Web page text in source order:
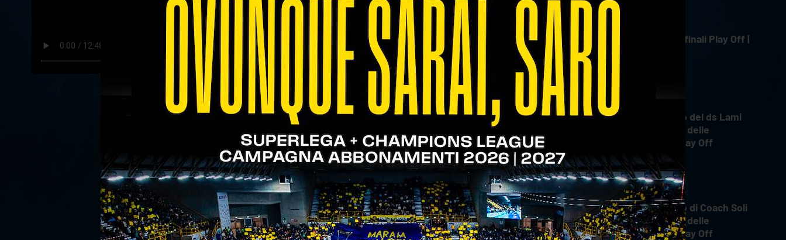
Gara 4 Semifinali Play Off |
Il commento del ds Lami
dopo Gara 4 delle
Semifinali Play Off
INTERVIEWS
18 aprile 2026
Il commento di Coach Soli
dopo Gara 4 delle
Semifinali Play Off